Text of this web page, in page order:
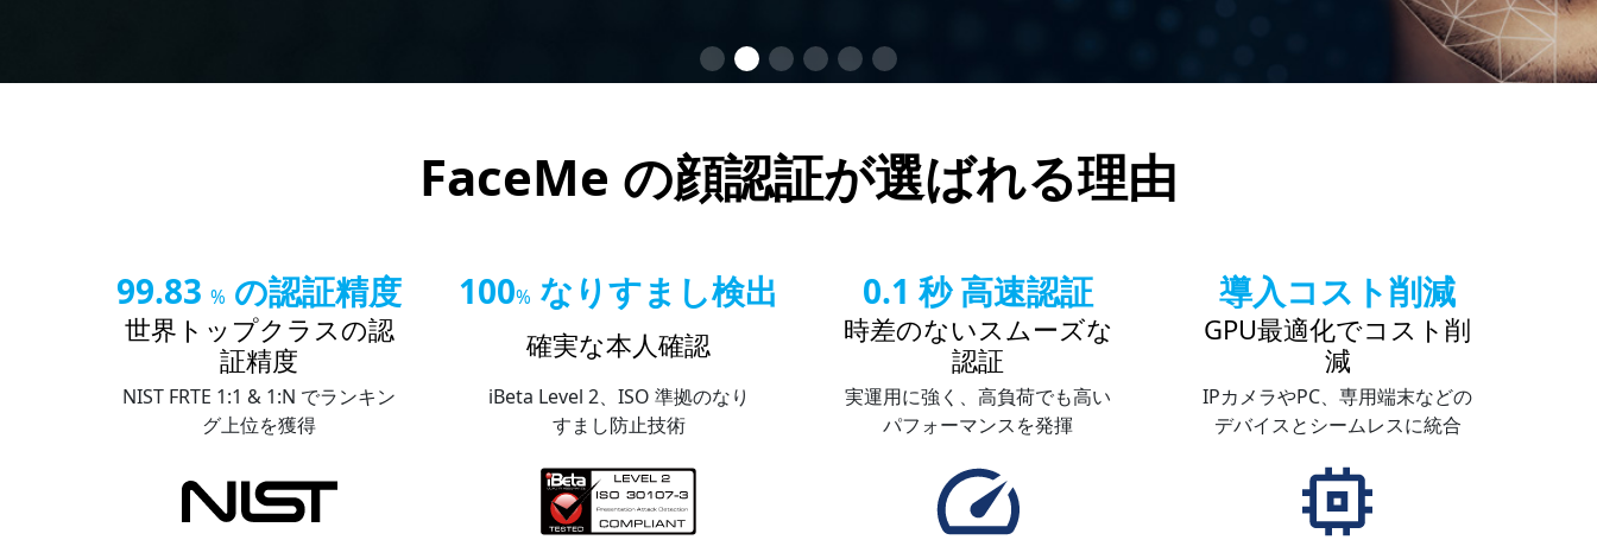
FaceMe の顔認証が選ばれる理由
99.83% の認証精度
世界トップクラスの認
証精度
NIST FRTE 1:1 & 1:N でランキン
グ上位を獲得
100% なりすまし検出
確実な本人確認
iBeta Level 2、ISO 準拠のなり
すまし防止技術
0.1 秒 高速認証
時差のないスムーズな
認証
実運用に強く、高負荷でも高い
パフォーマンスを発揮
導入コスト削減
GPU最適化でコスト削
減
IPカメラやPC、専用端末などの
デバイスとシームレスに統合